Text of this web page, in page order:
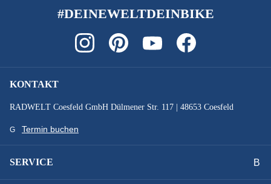
#DEINEWELTDEINBIKE
KONTAKT
RADWELT Coesfeld GmbH Dülmener Str. 117 | 48653 Coesfeld
Termin buchen
SERVICE